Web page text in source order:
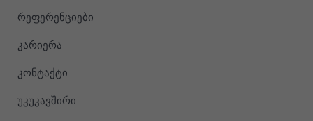
რეფერენციები
კარიერა
კონტაქტი
უკუკავშირი